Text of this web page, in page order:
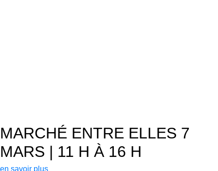
MARCHÉ ENTRE ELLES 7
MARS | 11 H À 16 H
en savoir plus